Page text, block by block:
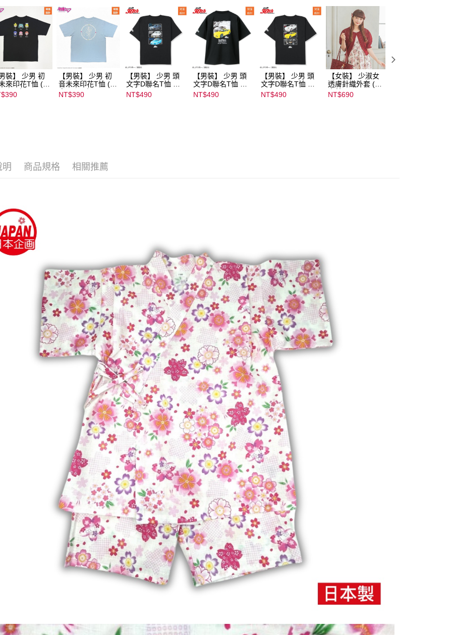
宅配
每筆NT$80，滿NT$1,500(含以上)免運費
裝】 少男 初
來印花T恤 (初
ク) ｜
【男裝】 少男 初
音未來印花T恤 (初
音ミク) ｜
08022B01232000
NT$390
【男裝】 少男 頭
文字D聯名T恤 ｜
07102B01232000
15439
NT$490
【男裝】 少男 頭
文字D聯名T恤 ｜
07102B01232000
15434
NT$490
【男裝】 少男 頭
文字D聯名T恤 ｜
07102B01232000
15437
NT$490
【女裝】 少淑女
透膚針織外套 (青
木美沙子m♡petit
by misako)｜
NT$690
明 商品規格 相關推薦